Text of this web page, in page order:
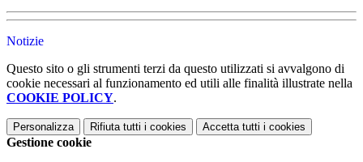
Notizie
Questo sito o gli strumenti terzi da questo utilizzati si avvalgono di
cookie necessari al funzionamento ed utili alle finalità illustrate nella
COOKIE POLICY.
Personalizza Rifiuta tutti i cookies Accetta tutti i cookies
Gestione cookie